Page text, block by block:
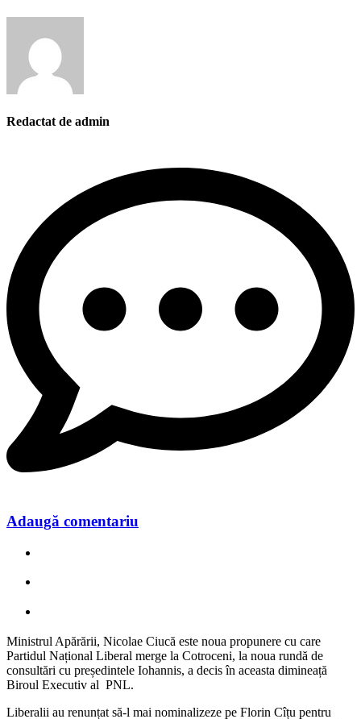
Redactat de admin
Adaugă comentariu
Ministrul Apărării, Nicolae Ciucă este noua propunere cu care
Partidul Național Liberal merge la Cotroceni, la noua rundă de
consultări cu președintele Iohannis, a decis în aceasta dimineață
Biroul Executiv al PNL.
Liberalii au renunțat să-l mai nominalizeze pe Florin Cîțu pentru